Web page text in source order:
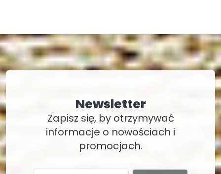
Newsletter
Zapisz się, by otrzymywać
informacje o nowościach i
promocjach.